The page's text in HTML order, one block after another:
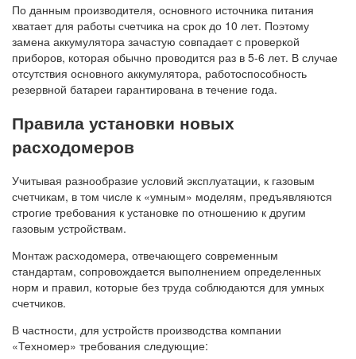
По данным производителя, основного источника питания
хватает для работы счетчика на срок до 10 лет. Поэтому
замена аккумулятора зачастую совпадает с проверкой
приборов, которая обычно проводится раз в 5-6 лет. В случае
отсутствия основного аккумулятора, работоспособность
резервной батареи гарантирована в течение года.
Правила установки новых
расходомеров
Учитывая разнообразие условий эксплуатации, к газовым
счетчикам, в том числе к «умным» моделям, предъявляются
строгие требования к установке по отношению к другим
газовым устройствам.
Монтаж расходомера, отвечающего современным
стандартам, сопровождается выполнением определенных
норм и правил, которые без труда соблюдаются для умных
счетчиков.
В частности, для устройств производства компании
«Техномер» требования следующие: